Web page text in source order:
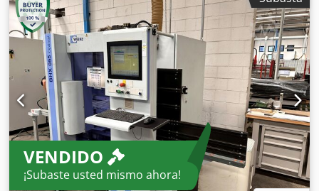
central de la mesa: 200 mm Corriente de soldadura: 700
amperios Potencia total requerida: 1,5 + 3,0 kW Peso de la
máquina: aproximadamente t MESA GIRATORIA
INCLINABLE CON GRAN ORIFICIO CENTRAL  Sistema de
engranajes autoblocante, sin deslizamiento previo ni
posterior bajo carga excéntrica.  Componentes electrónicos
de Siemens y Schneider.  Control de frecuencia, regulación
de velocidad muy precisa.  Plato giratorio con gran orificio
central y ranuras en T.  Alta estabilidad gracias a un
diseño inteligente.  Certificado CE.  Excelente relación
calidad-precio.  La serie D-TLP se suministra con mando a
distancia y pedal (izquierda/derecha). No se incluyen
imágenes originales. Sin embargo, el diseño es idéntico.
VENDIDO
¡Subaste usted mismo ahora!